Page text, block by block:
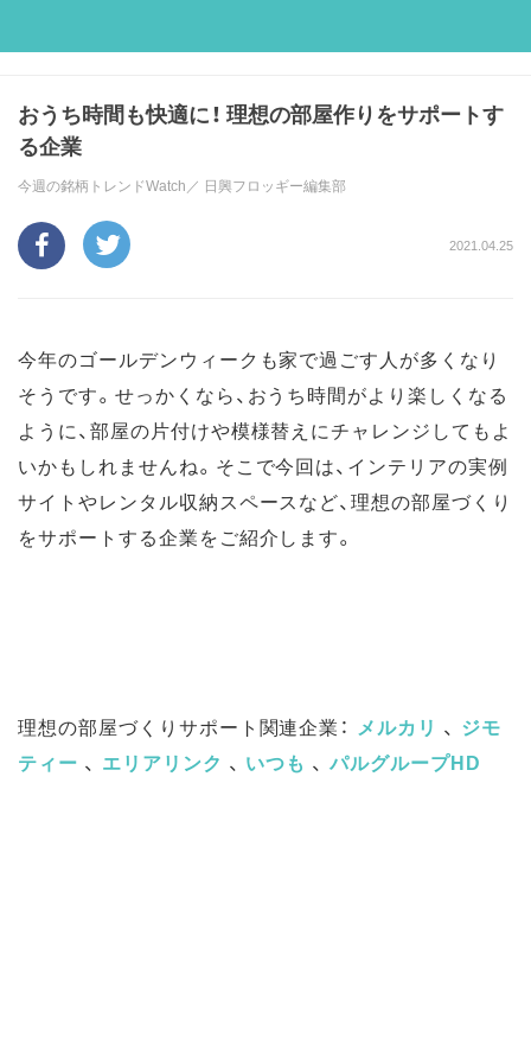
おうち時間も快適に！ 理想の部屋作りをサポートす
る企業
今週の銘柄トレンドWatch／ 日興フロッギー編集部
2021.04.25
今年のゴールデンウィークも家で過ごす人が多くなり
そうです。せっかくなら、おうち時間がより楽しくなる
ように、部屋の片付けや模様替えにチャレンジしてもよ
いかもしれませんね。そこで今回は、インテリアの実例
サイトやレンタル収納スペースなど、理想の部屋づくり
をサポートする企業をご紹介します。
理想の部屋づくりサポート関連企業： メルカリ 、 ジモ
ティー 、 エリアリンク 、 いつも 、パルグループHD